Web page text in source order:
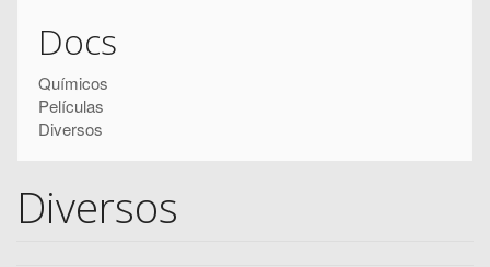
pesquisa
Docs
Químicos
Películas
Diversos
Diversos